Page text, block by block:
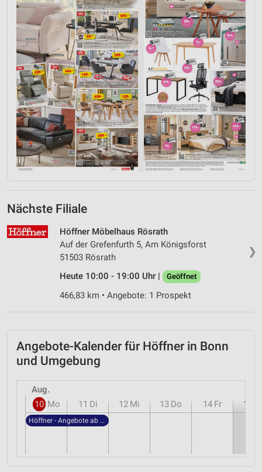
Nächste Filiale
❯
Höffner Möbelhaus Rösrath
Auf der Grefenfurth 5, Am Königsforst
51503 Rösrath
Heute 10:00 - 19:00 Uhr |
Geöffnet
466,83 km • Angebote: 1 Prospekt
Angebote-Kalender für Höffner in Bonn
und Umgebung
Aug.
10 Mo 11 Di 12 Mi 13 Do 14 Fr 15
Höffner - Angebote ab 29.07